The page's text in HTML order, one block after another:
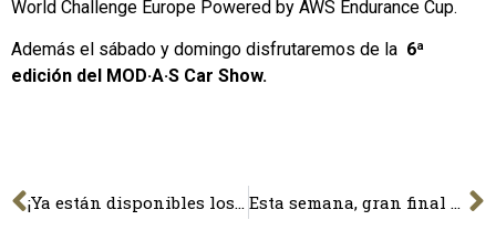
World Challenge Europe Powered by AWS Endurance Cup.
Además el sábado y domingo disfrutaremos de la 6ª
edición del MOD·A·S Car Show.
¡Ya están disponibles los horarios del #FestivalVelocidadBCN 2022! Esta semana, gran final en el Circuit de Barcelona-Catalunya